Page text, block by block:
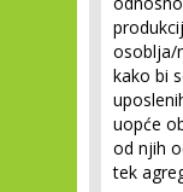
osoblja/
kako bi
uopće
od njih
tek